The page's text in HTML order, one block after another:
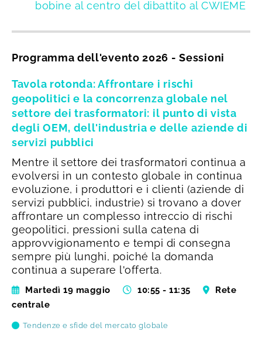
bobine al centro del dibattito al CWIEME
Programma dell'evento 2026 - Sessioni
Tavola rotonda: Affrontare i rischi
geopolitici e la concorrenza globale nel
settore dei trasformatori: il punto di vista
degli OEM, dell'industria e delle aziende di
servizi pubblici
Mentre il settore dei trasformatori continua a
evolversi in un contesto globale in continua
evoluzione, i produttori e i clienti (aziende di
servizi pubblici, industrie) si trovano a dover
affrontare un complesso intreccio di rischi
geopolitici, pressioni sulla catena di
approvvigionamento e tempi di consegna
sempre più lunghi, poiché la domanda
continua a superare l'offerta.
Martedì 19 maggio 10:55 - 11:35
Rete
centrale
Tendenze e sfide del mercato globale